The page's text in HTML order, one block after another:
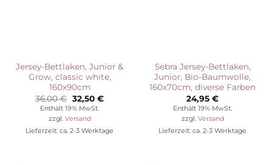
Jersey-Bettlaken, Junior &
Grow, classic white,
160x90cm
36,00€ Ursprünglicher
Preis
war:
36,00 €
32,50 €Aktueller
Enthält 19% MwSt.
zzgl. Versand
Lieferzeit: ca. 2-3 Werktage
Sebra Jersey-Bettlaken,
Junior, Bio-Baumwolle,
160x70cm, diverse Farben
24,95 €
Enthält 19% MwSt.
zzgl. Versand
Lieferzeit: ca. 2-3 Werktage